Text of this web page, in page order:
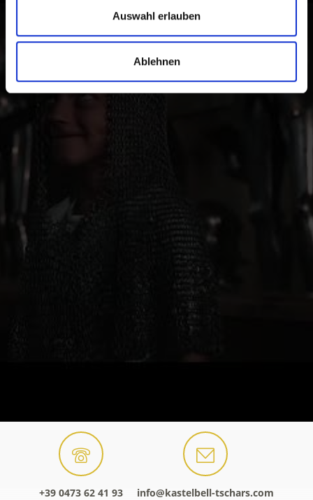
Auswahl erlauben
Ablehnen
Auf historischen Spuren im Vinschgau. Ab nach
Südtirol um persönlich zahlreiche Kulturstätten und
die Vinschger Lebensart zu entdecken und nicht nur
davon zu träumen.
+39 0473 62 41 93 info@kastelbell-tschars.com